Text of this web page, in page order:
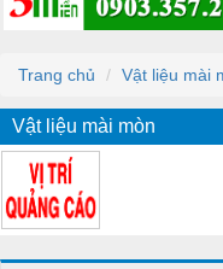
Trang chủ Vật liệu mài
Vật liệu mài mòn